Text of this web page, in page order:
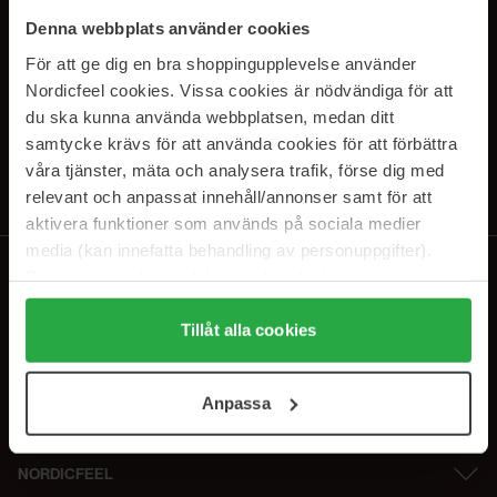
Denna webbplats använder cookies
För att ge dig en bra shoppingupplevelse använder
Nordicfeel cookies. Vissa cookies är nödvändiga för att
du ska kunna använda webbplatsen, medan ditt
samtycke krävs för att använda cookies för att förbättra
våra tjänster, mäta och analysera trafik, förse dig med
relevant och anpassat innehåll/annonser samt för att
aktivera funktioner som används på sociala medier
media (kan innefatta behandling av personuppgifter).
Genom att trycka på "Tillåt alla cookies" accepterar du
alla cookies, medan du under "Detaljer" kan anpassa
användningen av cookies. Du kan när som helst återkalla
samt vår Integritetspolicy.
Tillåt alla cookies
Anpassa
SUBSCRIBE TO OUR
NEWSLETTER
E-postadresse
Ved å abonnere godtar du vårpersonvernerklæring. Du kan melde deg
NORDICFEEL